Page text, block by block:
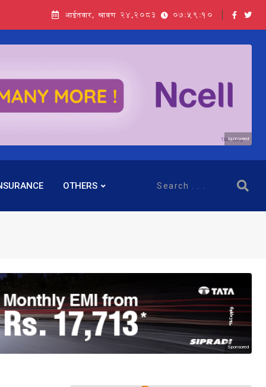
आईतवार, श्रावण २४,२०८३ 07:59:12
Sponsored
OTHERS
Sponsored